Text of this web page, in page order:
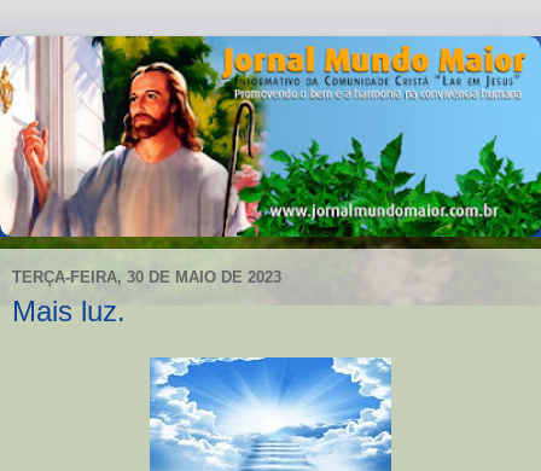
TERÇA-FEIRA, 30 DE MAIO DE 2023
Mais luz.